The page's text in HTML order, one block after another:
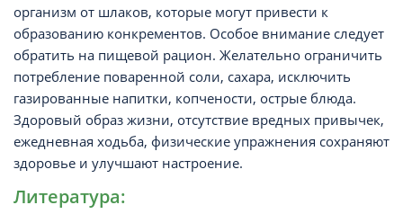
организм от шлаков, которые могут привести к
образованию конкрементов. Особое внимание следует
обратить на пищевой рацион. Желательно ограничить
потребление поваренной соли, сахара, исключить
газированные напитки, копчености, острые блюда.
Здоровый образ жизни, отсутствие вредных привычек,
ежедневная ходьба, физические упражнения сохраняют
здоровье и улучшают настроение.
Литература: